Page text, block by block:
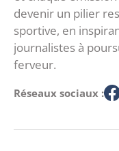
devenir un pilier
sportive, en
journalistes à
ferveur.
Réseaux sociaux :